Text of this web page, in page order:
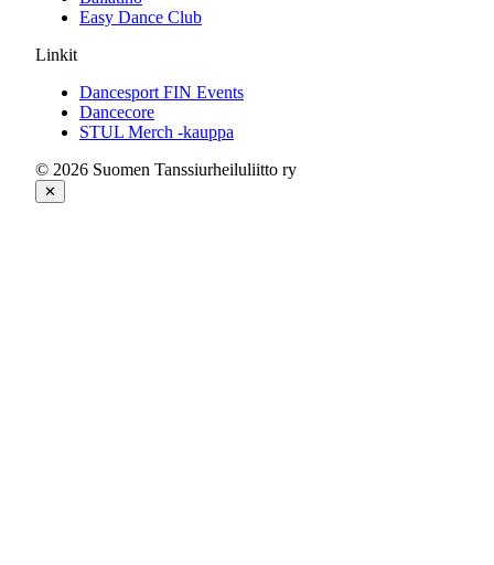
Easy Dance Club
Linkit
Dancesport FIN Events
Dancecore
STUL Merch -kauppa
© 2026 Suomen Tanssiurheiluliitto ry
✕